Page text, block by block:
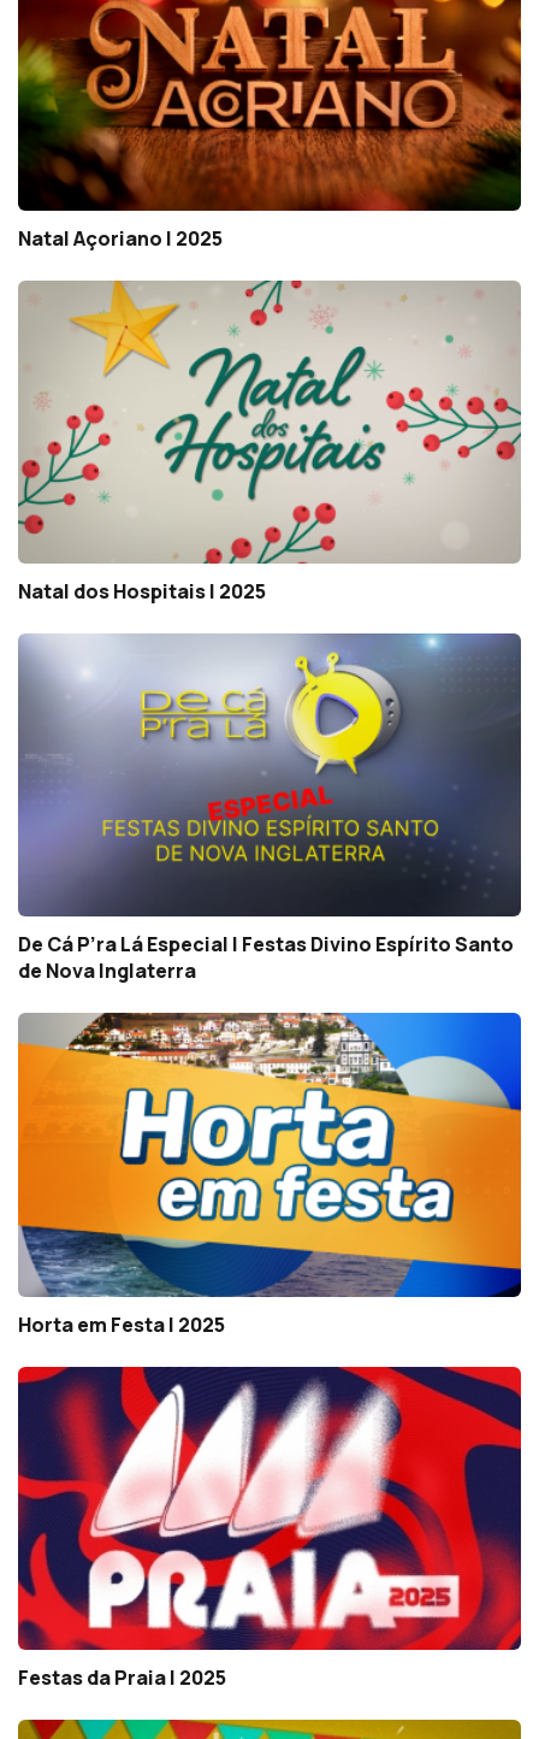
Natal Açoriano | 2025
Natal dos Hospitais | 2025
De Cá P’ra Lá Especial | Festas Divino Espírito Santo
de Nova Inglaterra
Horta em Festa | 2025
Festas da Praia | 2025